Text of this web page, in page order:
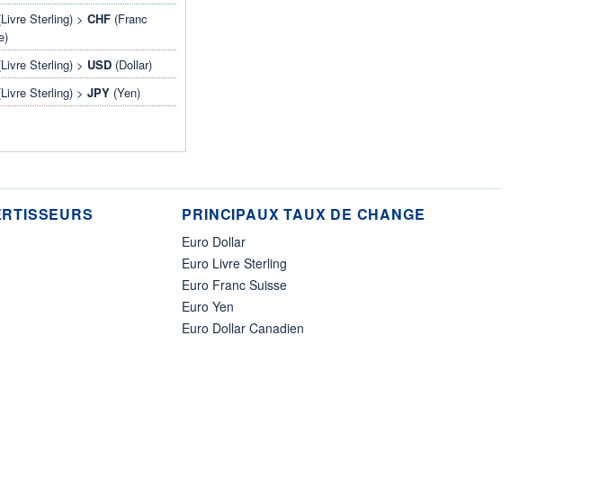
Sterling) >CHF (Franc
Sterling) > USD (Dollar)
Sterling) >JPY (Yen)
PRINCIPAUX TAUX DE CHANGE
Euro Dollar
Euro Livre Sterling
Euro Franc Suisse
Euro Yen
Euro Dollar Canadien